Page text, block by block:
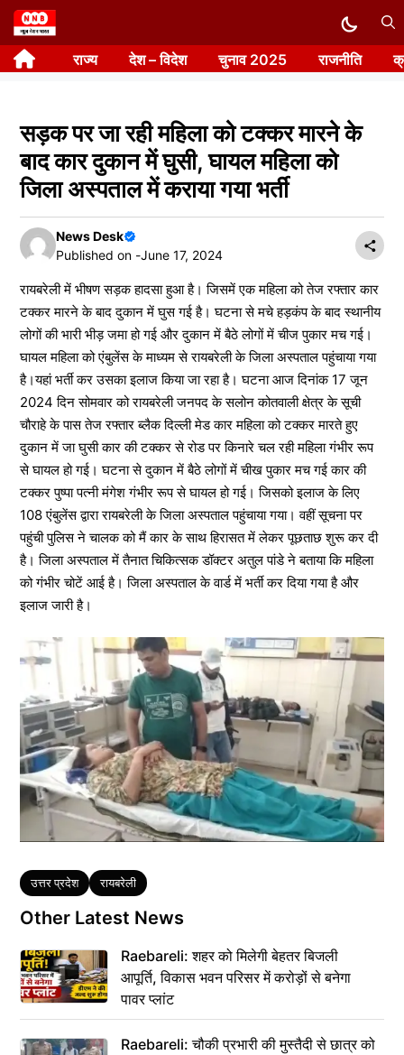
Skip
to
content राज्य देश – विदेश चुनाव 2025 राजनीति
सड़क पर जा रही महिला को टक्कर मारने के
बाद कार दुकान में घुसी, घायल महिला को
जिला अस्पताल में कराया गया भर्ती
News Desk
Published on -June 17, 2024
रायबरेली में भीषण सड़क हादसा हुआ है। जिसमें एक महिला को तेज रफ्तार कार
टक्कर मारने के बाद दुकान में घुस गई है। घटना से मचे हड़कंप के बाद स्थानीय
लोगों की भारी भीड़ जमा हो गई और दुकान में बैठे लोगों में चीज पुकार मच गई।
घायल महिला को एंबुलेंस के माध्यम से रायबरेली के जिला अस्पताल पहुंचाया गया
है।यहां भर्ती कर उसका इलाज किया जा रहा है। घटना आज दिनांक 17 जून
2024 दिन सोमवार को रायबरेली जनपद के सलोन कोतवाली क्षेत्र के सूची
चौराहे के पास तेज रफ्तार ब्लैक दिल्ली मेड कार महिला को टक्कर मारते हुए
दुकान में जा घुसी कार की टक्कर से रोड पर किनारे चल रही महिला गंभीर रूप
से घायल हो गई। घटना से दुकान में बैठे लोगों में चीख पुकार मच गई कार की
टक्कर पुष्पा पत्नी मंगेश गंभीर रूप से घायल हो गई। जिसको इलाज के लिए
108 एंबुलेंस द्वारा रायबरेली के जिला अस्पताल पहुंचाया गया। वहीं सूचना पर
पहुंची पुलिस ने चालक को मैं कार के साथ हिरासत में लेकर पूछताछ शुरू कर दी
है। जिला अस्पताल में तैनात चिकित्सक डॉक्टर अतुल पांडे ने बताया कि महिला
को गंभीर चोटें आई है। जिला अस्पताल के वार्ड में भर्ती कर दिया गया है और
इलाज जारी है।
Tags
उत्तर प्रदेश रायबरेली
Other Latest News
Raebareli: शहर को मिलेगी बेहतर बिजली
आपूर्ति, विकास भवन परिसर में करोड़ों से बनेगा
पावर प्लांट
Raebareli: चौकी प्रभारी की मुस्तैदी से छात्र को